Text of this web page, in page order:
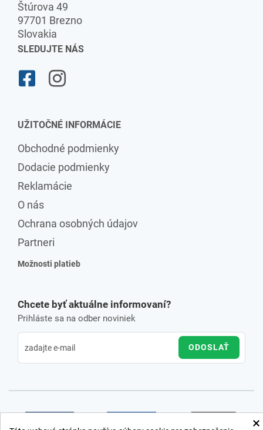
Štúrova 49
97701 Brezno
Slovakia
SLEDUJTE NÁS
UŽITOČNÉ INFORMÁCIE
Obchodné podmienky
Dodacie podmienky
Reklamácie
O nás
Ochrana osobných údajov
Partneri
Možnosti platieb
Chcete byť aktuálne informovaní?
Prihláste sa na odber noviniek
ODOSLAŤ
×